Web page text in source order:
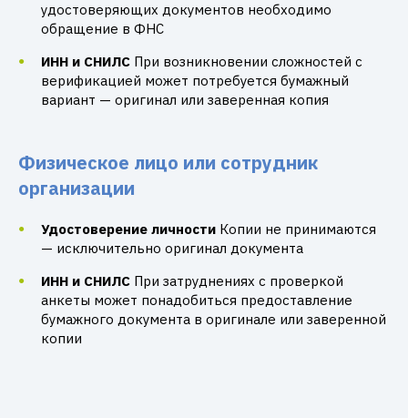
удостоверяющих документов необходимо
обращение в ФНС
ИНН и СНИЛС При возникновении сложностей с
верификацией может потребуется бумажный
вариант — оригинал или заверенная копия
Физическое лицо или сотрудник
организации
Удостоверение личности Копии не принимаются
— исключительно оригинал документа
ИНН и СНИЛС При затруднениях с проверкой
анкеты может понадобиться предоставление
бумажного документа в оригинале или заверенной
копии